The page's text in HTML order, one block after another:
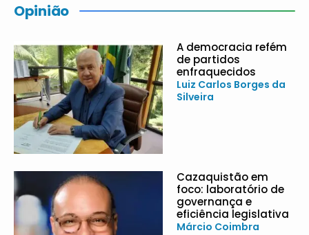
Opinião
A democracia refém
de partidos
enfraquecidos
Luiz Carlos Borges da
Silveira
Cazaquistão em
foco: laboratório de
governança e
eficiência legislativa
Márcio Coimbra